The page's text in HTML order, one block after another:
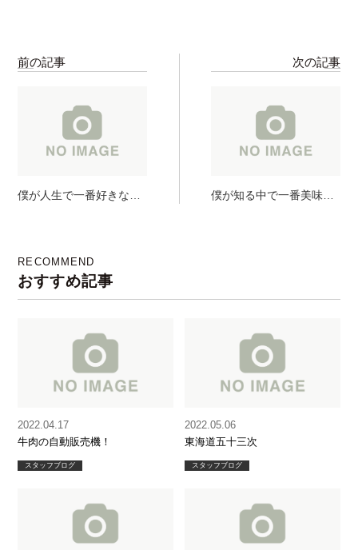
前の記事
僕が人生で一番好きなゲ
次の記事
僕が知る中で一番美味し
RECOMMEND
おすすめ記事
牛肉の自動販売機！
2022.04.17
スタッフブログ
東海道五十三次
2022.05.06
スタッフブログ